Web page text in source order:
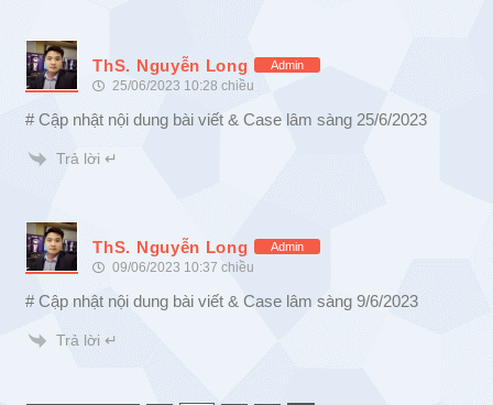
ThS. Nguyễn Long Admin
25/06/2023 10:28 chiều
# Cập nhật nội dung bài viết & Case lâm sàng 25/6/2023
Trả lời ↵
ThS. Nguyễn Long Admin
09/06/2023 10:37 chiều
# Cập nhật nội dung bài viết & Case lâm sàng 9/6/2023
Trả lời ↵